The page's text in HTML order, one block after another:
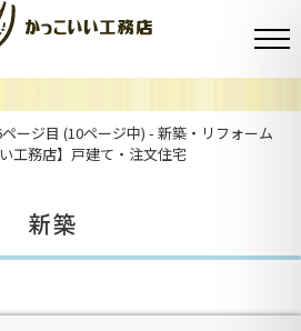
ージ目 (10ページ中) - 新築・リフォーム
工務店】戸建て・注文住宅
新築